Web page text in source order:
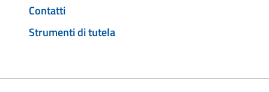
Contatti
Strumenti di tutela